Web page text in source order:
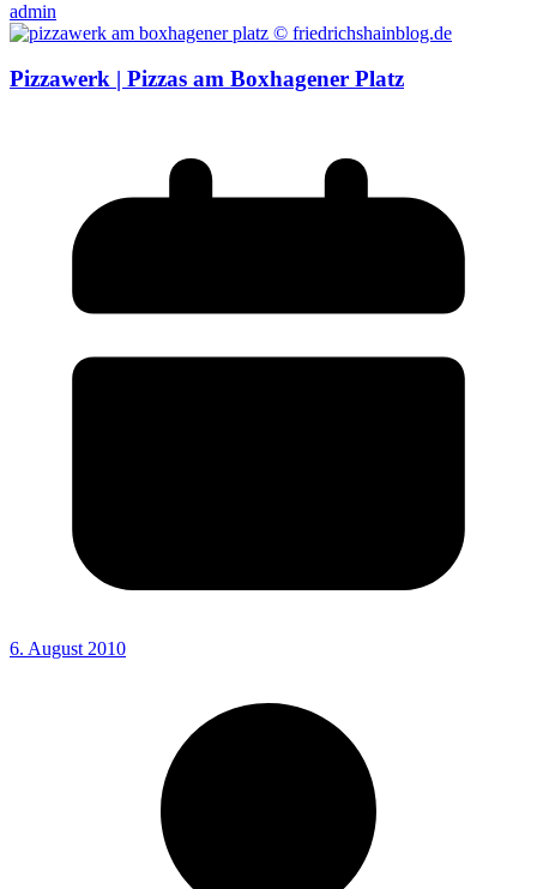
admin
Pizzawerk | Pizzas am Boxhagener Platz
6. August 2010